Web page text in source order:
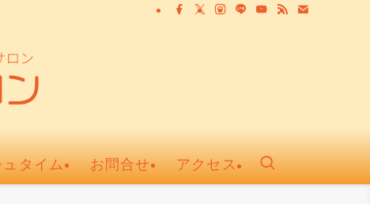
タイム お問合せ アクセス